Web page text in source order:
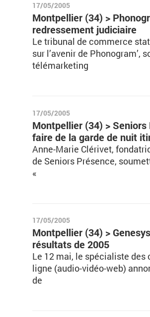
17/05/2005
Montpellier (34) >
redressement judiciaire
Le tribunal de commerce
sur l’avenir de Phonogram’,
télémarketing
17/05/2005
Montpellier (34) >
faire de la garde de nuit
Anne-Marie Clérivet,
de Seniors Présence,
«
17/05/2005
Montpellier (34) >
résultats de 2005
Le 12 mai, le spécialiste des
ligne (audio-vidéo-web)
de